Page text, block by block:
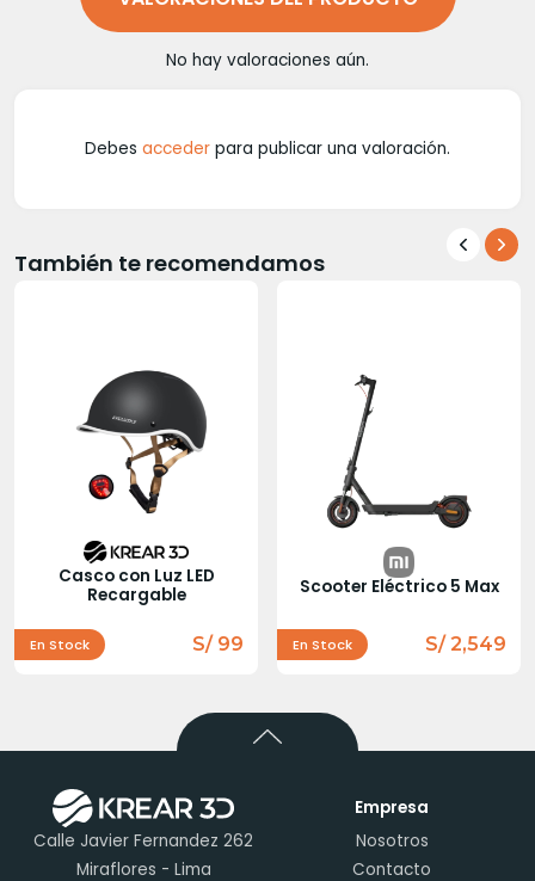
No hay valoraciones aún.
Debes acceder para publicar una valoración.
También te recomendamos
Casco con Luz LED
Recargable
En Stock S/ 99
Scooter Eléctrico 5 Max
En Stock S/ 2,549
Calle Javier Fernandez 262
Miraflores - Lima
Empresa
Nosotros
Contacto